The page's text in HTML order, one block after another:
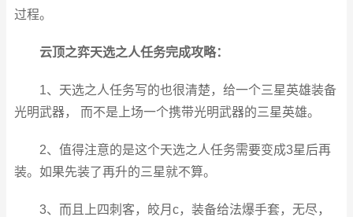
过程。
云顶之弈天选之人任务完成攻略：
1、天选之人任务写的也很清楚，给一个三星英雄装备
光明武器， 而不是上场一个携带光明武器的三星英雄。
2、值得注意的是这个天选之人任务需要变成3星后再
装。如果先装了再升的三星就不算。
3、而且上四刺客，皎月c，装备给法爆手套，无尽，